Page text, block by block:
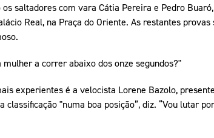
saltadores com vara Cátia Pereira e Pedro
Real, na Praça do Oriente. As restantes
a correr abaixo dos onze segundos?"
experientes é a velocista Lorene Bazolo,
"numa boa posição”, diz. “Vou lutar